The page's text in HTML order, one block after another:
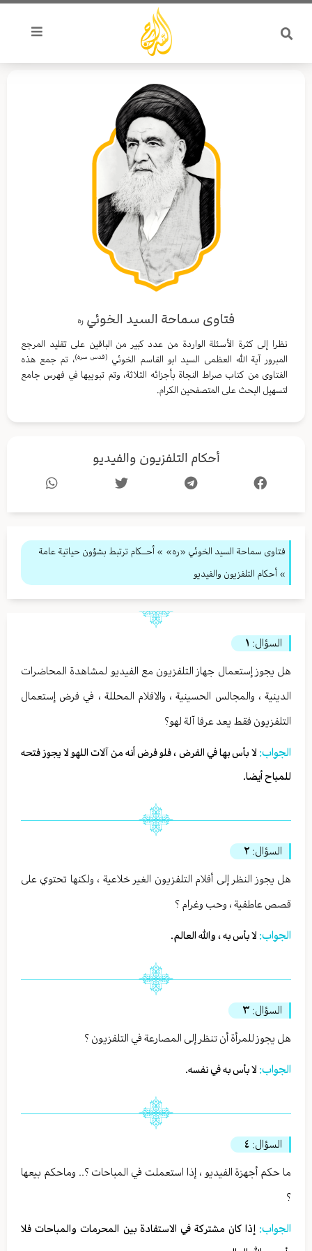
تخطي
المحتوى
فتاوى سماحة السيد الخوئي ره
نظرا إلى كثرة الأسئلة الواردة من عدد كبير من الباقين على تقليد المرجع
المبرور آية الله العظمى السيد ابو القاسم الخوئي (قدس سره)، تم جمع هذه
الفتاوى من كتاب صراط النجاة بأجزائه الثلاثة، وتم تبويبها في فهرس جامع
لتسهيل البحث على المتصفحين الكرام.
أحكام التلفزيون والفيديو
فتاوى سماحة السيد الخوئي «ره» » أحــكام ترتبط بشؤون حياتية عامة
» أحكام التلفزيون والفيديو
السؤال: ١
هل يجوز إستعمال جهاز التلفزيون مع الفيديو لمشاهدة المحاضرات
الدينية ، والمجالس الحسينية ، والافلام المحللة ، في فرض إستعمال
التلفزيون فقط يعد عرفا آلة لهو؟
الجواب: لا بأس بها في الفرض ، فلو فرض أنه من آلات اللهو لا يجوز فتحه
للمباح أيضا.
السؤال: ٢
هل يجوز النظر إلى أفلام التلفزيون الغير خلاعية ، ولكنها تحتوي على
قصص عاطفية ، وحب وغرام ؟
الجواب: لا بأس به ، والله العالم.
السؤال: ٣
هل يجوز للمرأة أن تنظر إلى المصارعة في التلفزيون ؟
الجواب: لا بأس به في نفسه.
السؤال: ٤
ما حكم أجهزة الفيديو ، إذا استعملت في المباحات ؟.. وماحكم بيعها
؟
الجواب: إذا كان مشتركة في الاستفادة بين المحرمات والمباحات فلا